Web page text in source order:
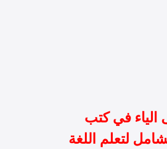
الياء في كتب
لتعلم اللغة